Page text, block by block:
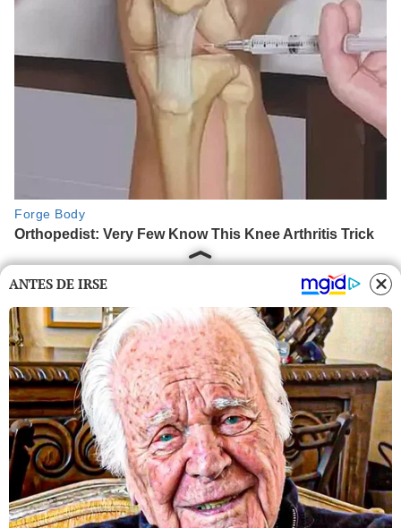
ANTES DE IRSE